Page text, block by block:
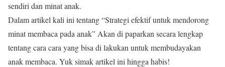
sendiri dan minat anak.
Dalam artikel kali ini tentang “Strategi efektif untuk mendorong
minat membaca pada anak” Akan di paparkan secara lengkap
tentang cara cara yang bisa di lakukan untuk membudayakan
anak membaca. Yuk simak artikel ini hingga habis!